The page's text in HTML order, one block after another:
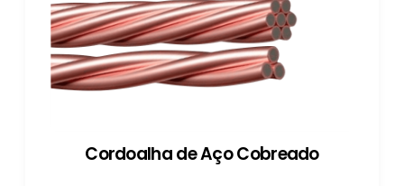
Cordoalha de Aço Cobreado